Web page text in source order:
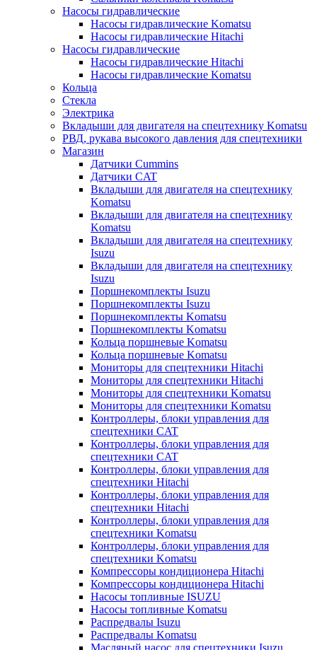
Насосы гидравлические
Насосы гидравлические Komatsu
Насосы гидравлические Hitachi
Насосы гидравлические
Насосы гидравлические Hitachi
Насосы гидравлические Komatsu
Кольца
Стекла
Электрика
Вкладыши для двигателя на спецтехнику Komatsu
РВД, рукава высокого давления для спецтехники
Магазин
Датчики Cummins
Датчики CAT
Вкладыши для двигателя на спецтехнику
Komatsu
Вкладыши для двигателя на спецтехнику
Komatsu
Вкладыши для двигателя на спецтехнику
Isuzu
Вкладыши для двигателя на спецтехнику
Isuzu
Поршнекомплекты Isuzu
Поршнекомплекты Isuzu
Поршнекомплекты Komatsu
Поршнекомплекты Komatsu
Кольца поршневые Komatsu
Кольца поршневые Komatsu
Мониторы для спецтехники Hitachi
Мониторы для спецтехники Hitachi
Мониторы для спецтехники Komatsu
Мониторы для спецтехники Komatsu
Контроллеры, блоки управления для
спецтехники CAT
Контроллеры, блоки управления для
спецтехники CAT
Контроллеры, блоки управления для
спецтехники Hitachi
Контроллеры, блоки управления для
спецтехники Hitachi
Контроллеры, блоки управления для
спецтехники Komatsu
Контроллеры, блоки управления для
спецтехники Komatsu
Компрессоры кондиционера Hitachi
Компрессоры кондиционера Hitachi
Насосы топливные ISUZU
Насосы топливные Komatsu
Распредвалы Isuzu
Распредвалы Komatsu
Масляный насос для спецтехники Isuzu